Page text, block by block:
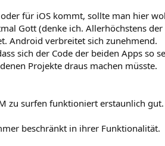
für iOS kommt, sollte man hier
Gott (denke ich. Allerhöchstens
Android verbreitet sich zunehmend.
sich der Code der beiden Apps so
Projekte draus machen müsste.
zu surfen funktioniert erstaunlich
beschränkt in ihrer Funktionalität.